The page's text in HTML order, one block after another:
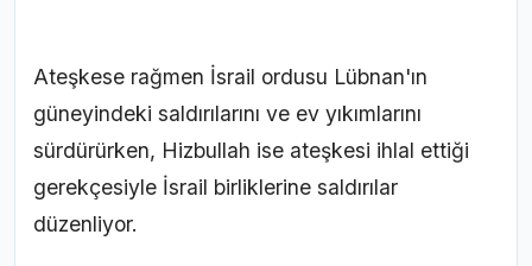
Ateşkese rağmen İsrail ordusu Lübnan'ın
güneyindeki saldırılarını ve ev yıkımlarını
sürdürürken, Hizbullah ise ateşkesi ihlal ettiği
gerekçesiyle İsrail birliklerine saldırılar
düzenliyor.